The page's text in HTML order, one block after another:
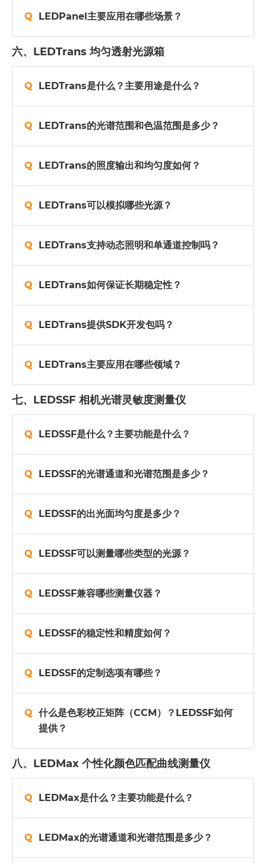
LEDPanel主要应用在哪些场景？
六、LEDTrans 均匀透射光源箱
LEDTrans是什么？主要用途是什么？
LEDTrans的光谱范围和色温范围是多少？
LEDTrans的照度输出和均匀度如何？
LEDTrans可以模拟哪些光源？
LEDTrans支持动态照明和单通道控制吗？
LEDTrans如何保证长期稳定性？
LEDTrans提供SDK开发包吗？
LEDTrans主要应用在哪些领域？
七、LEDSSF 相机光谱灵敏度测量仪
LEDSSF是什么？主要功能是什么？
LEDSSF的光谱通道和光谱范围是多少？
LEDSSF的出光面均匀度是多少？
LEDSSF可以测量哪些类型的光源？
LEDSSF兼容哪些测量仪器？
LEDSSF的稳定性和精度如何？
LEDSSF的定制选项有哪些？
什么是色彩校正矩阵（CCM）？LEDSSF如何
提供？
八、LEDMax 个性化颜色匹配曲线测量仪
LEDMax是什么？主要功能是什么？
LEDMax的光谱通道和光谱范围是多少？